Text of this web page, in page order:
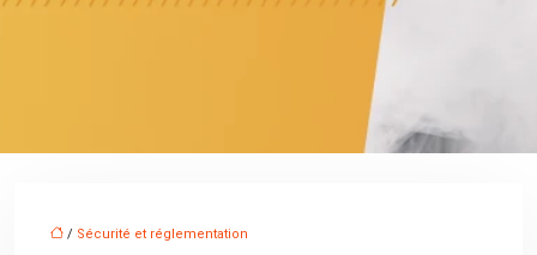
/ Sécurité et réglementation